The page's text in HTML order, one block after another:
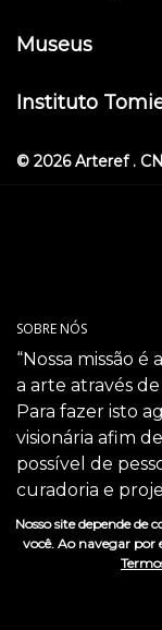
Museus
Instituto
© 2026 Arteref .
SOBRE NÓS
“Nossa missão
a arte através
Para fazer isto
visionária afim
possível de
curadoria e
com o propósito
intelectual da
Nosso site depende
você. Ao navegar por